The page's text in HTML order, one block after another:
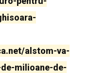
alstom-va-
milioane-de-